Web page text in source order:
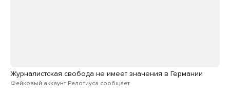
Журналистская свобода не имеет значения в Германии
Фейковый аккаунт Релотиуса сообщает